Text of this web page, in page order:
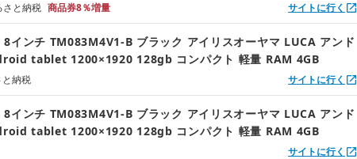
さと納税 商品券8％増量 サイトに行く
納税
8インチ TM083M4V1-B ブラック アイリスオーヤマ LUCA アンド
tablet 1200×1920 128gb コンパクト 軽量 RAM 4GB
サイトに行く
8インチ TM083M4V1-B ブラック アイリスオーヤマ LUCA アンド
tablet 1200×1920 128gb コンパクト 軽量 RAM 4GB
サイトに行く